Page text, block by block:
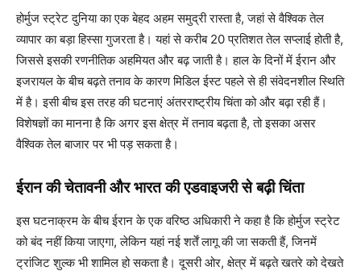
होर्मुज स्ट्रेट दुनिया का एक बेहद अहम समुद्री रास्ता है, जहां से वैश्विक तेल
व्यापार का बड़ा हिस्सा गुजरता है। यहां से करीब 20 प्रतिशत तेल सप्लाई होती है,
जिससे इसकी रणनीतिक अहमियत और बढ़ जाती है। हाल के दिनों में ईरान और
इजरायल के बीच बढ़ते तनाव के कारण मिडिल ईस्ट पहले से ही संवेदनशील स्थिति
में है। इसी बीच इस तरह की घटनाएं अंतरराष्ट्रीय चिंता को और बढ़ा रही हैं।
विशेषज्ञों का मानना है कि अगर इस क्षेत्र में तनाव बढ़ता है, तो इसका असर
वैश्विक तेल बाजार पर भी पड़ सकता है।
ईरान की चेतावनी और भारत की एडवाइजरी से बढ़ी चिंता
इस घटनाक्रम के बीच ईरान के एक वरिष्ठ अधिकारी ने कहा है कि होर्मुज स्ट्रेट
को बंद नहीं किया जाएगा, लेकिन यहां नई शर्तें लागू की जा सकती हैं, जिनमें
ट्रांजिट शुल्क भी शामिल हो सकता है। दूसरी ओर, क्षेत्र में बढ़ते खतरे को देखते